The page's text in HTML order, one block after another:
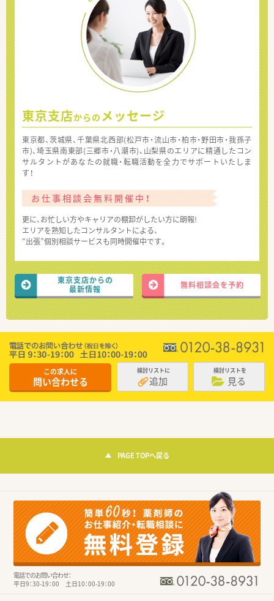
東京支店からの メッセージ
東京都、茨城県、千葉県北西部(松戸市・流山市・柏市・野田市・我孫子
市)、埼玉県南東部(三郷市・八潮市)、山梨県のエリアに精通したコン
サルタントがあなたの就職・転職活動を全力でサポートいたしま
す！
お仕事相談会無料開催中！
更に、お忙しい方やキャリアの棚卸がしたい方に朗報!
エリアを熟知したコンサルタントによる、
“出張”個別相談サービスも同時開催中です。
東京支店からの
最新情報
無料相談会を予約
この求人に
問い合わせる
検討リストに
追加
検討リストを
見る
PAGE TOPへ戻る
電話でのお問い合わせ：
平日9：30-19：00 土日10：00-19：00